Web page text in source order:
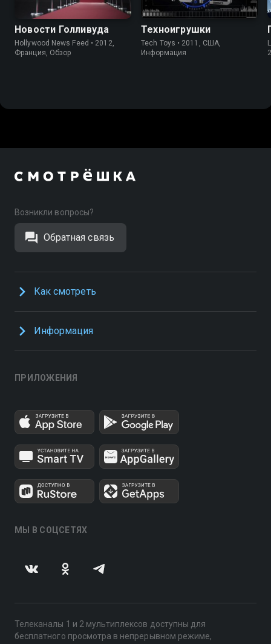
Новости Голливуда
Hollywood News Feed • 2012,
Франция, Обзор
Техноигрушки
Tech Toys • 2011, США,
Информация
Возникли вопросы?
Обратная связь
Как смотреть
Информация
ПРИЛОЖЕНИЯ
МЫ В СОЦСЕТЯХ
Телеканалы 1 и 2 мультиплексов доступны для
бесплатного просмотра в непрерывном режиме,